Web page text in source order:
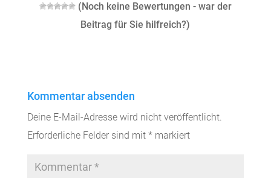
(Noch keine Bewertungen - war der
Beitrag für Sie hilfreich?)
Kommentar absenden
Deine E-Mail-Adresse wird nicht veröffentlicht.
Erforderliche Felder sind mit *markiert